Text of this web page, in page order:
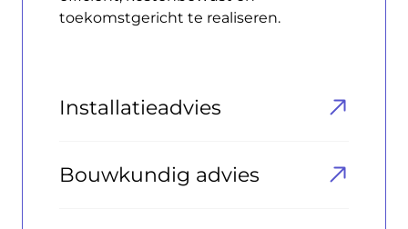
toekomstgericht te realiseren.
Installatieadvies
Bouwkundig advies